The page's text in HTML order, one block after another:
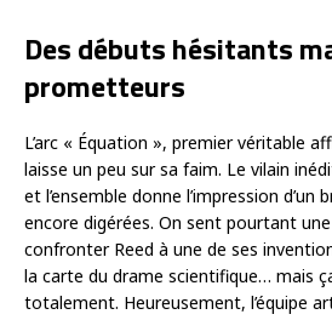
Des débuts hésitants
prometteurs
L’arc « Équation », premier véritable
laisse un peu sur sa faim. Le vilain
et l’ensemble donne l’impression d’un
encore digérées. On sent pourtant
confronter Reed à une de ses
la carte du drame scientifique… mais
totalement. Heureusement, l’équipe